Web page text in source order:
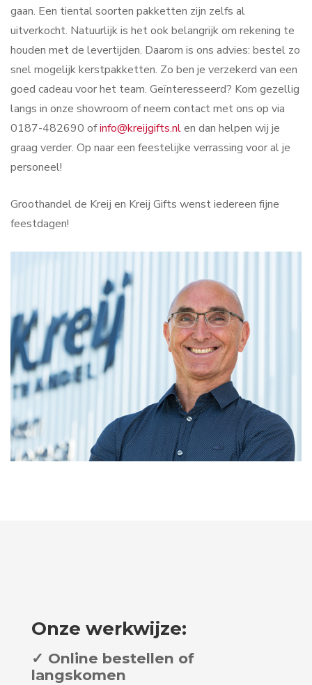
gaan. Een tiental soorten pakketten zijn zelfs al
uitverkocht. Natuurlijk is het ook belangrijk om rekening te
houden met de levertijden. Daarom is ons advies: bestel zo
snel mogelijk kerstpakketten. Zo ben je verzekerd van een
goed cadeau voor het team. Geïnteresseerd? Kom gezellig
langs in onze showroom of neem contact met ons op via
0187-482690 ofinfo@kreijgifts.nlen dan helpen wij je
graag verder. Op naar een feestelijke verrassing voor al je
personeel!
Groothandel de Kreij en Kreij Gifts wenst iedereen fijne
feestdagen!
Onze werkwijze:
✓ Online bestellen of
langskomen